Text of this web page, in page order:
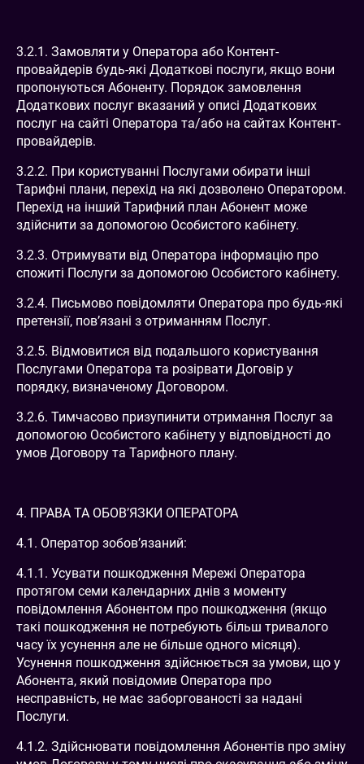
3.2.1. Замовляти у Оператора або Контент-
провайдерів будь-які Додаткові послуги, якщо вони
пропонуються Абоненту. Порядок замовлення
Додаткових послуг вказаний у описі Додаткових
послуг на сайті Оператора та/або на сайтах Контент-
провайдерів.
3.2.2. При користуванні Послугами обирати інші
Тарифні плани, перехід на які дозволено Оператором.
Перехід на інший Тарифний план Абонент може
здійснити за допомогою Особистого кабінету.
3.2.3. Отримувати від Оператора інформацію про
спожиті Послуги за допомогою Особистого кабінету.
3.2.4. Письмово повідомляти Оператора про будь-які
претензії, пов’язані з отриманням Послуг.
3.2.5. Відмовитися від подальшого користування
Послугами Оператора та розірвати Договір у
порядку, визначеному Договором.
3.2.6. Тимчасово призупинити отримання Послуг за
допомогою Особистого кабінету у відповідності до
умов Договору та Тарифного плану.
4. ПРАВА ТА ОБОВ’ЯЗКИ ОПЕРАТОРА
4.1. Оператор зобов’язаний:
4.1.1. Усувати пошкодження Мережі Оператора
протягом семи календарних днів з моменту
повідомлення Абонентом про пошкодження (якщо
такі пошкодження не потребують більш тривалого
часу їх усунення але не більше одного місяця).
Усунення пошкодження здійснюється за умови, що у
Абонента, який повідомив Оператора про
несправність, не має заборгованості за надані
Послуги.
4.1.2. Здійснювати повідомлення Абонентів про зміну